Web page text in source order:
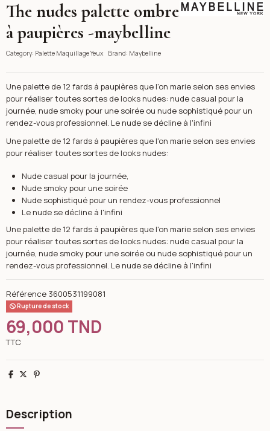
Maybelline
The nudes palette ombre
à paupières -maybelline
Category: Palette Maquillage Yeux Brand: Maybelline
Une palette de 12 fards à paupières que l'on marie selon ses envies
pour réaliser toutes sortes de looks nudes: nude casual pour la
journée, nude smoky pour une soirée ou nude sophistiqué pour un
rendez-vous professionnel. Le nude se décline à l'infini
Une palette de 12 fards à paupières que l'on marie selon ses envies
pour réaliser toutes sortes de looks nudes:
Nude casual pour la journée,
Nude smoky pour une soirée
Nude sophistiqué pour un rendez-vous professionnel
Le nude se décline à l'infini
Une palette de 12 fards à paupières que l'on marie selon ses envies
pour réaliser toutes sortes de looks nudes: nude casual pour la
journée, nude smoky pour une soirée ou nude sophistiqué pour un
rendez-vous professionnel. Le nude se décline à l'infini
Référence 3600531199081
Rupture de stock
69,000 TND
TTC
Partager
TweetPinterest
Description